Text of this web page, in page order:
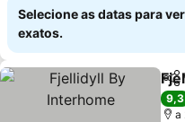
Selecione as datas para
exatos.
9,3
a